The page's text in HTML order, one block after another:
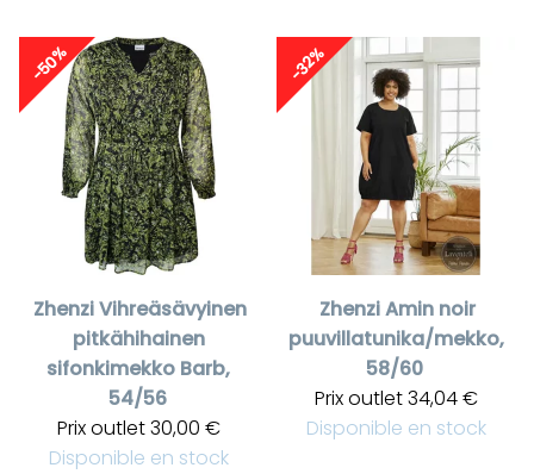
-50%
ZhenziVihreäsävyinen
pitkähihainen
sifonkimekko Barb,
54/56
Prix outlet30,00 €
Disponible en stock
-32%
ZhenziAmin noir
puuvillatunika/mekko,
58/60
Prix outlet34,04 €
Disponible en stock